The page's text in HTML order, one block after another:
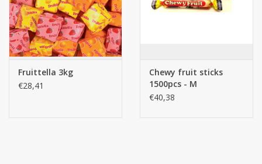
Fruittella 3kg
€28,41
Chewy fruit sticks
1500pcs - M
€40,38